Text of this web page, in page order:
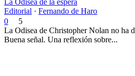
Editorial · Fernando de Haro
0
5
La Odisea de Christopher Nolan no ha
Buena señal. Una reflexión sobre...